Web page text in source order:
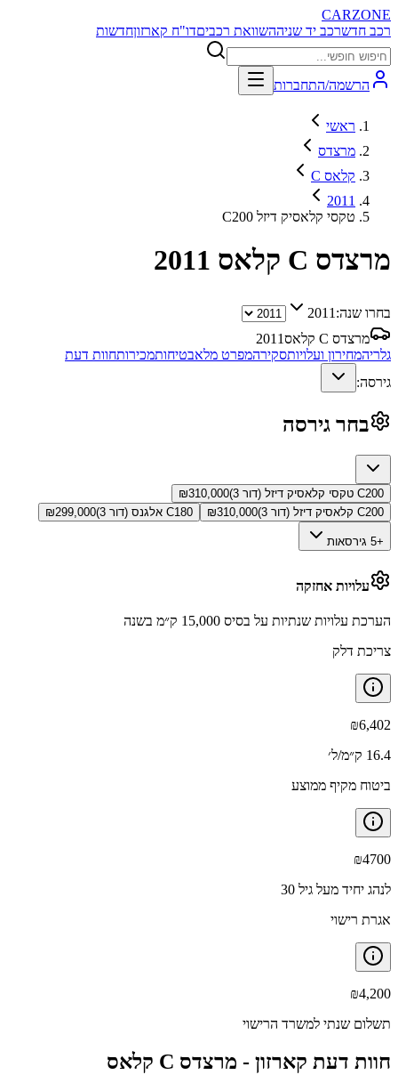
CARZONE
רכב חדשרכב יד שניההשוואת רכביםדו"ח קארזוןחדשות
הרשמה/התחברות
ראשי
מרצדס
C קלאס
2011
C200 טקסי קלאסיק דיזל
מרצדס C קלאס 2011
בחרו שנה: 2011
מרצדס C קלאס
2011
גלריהמחירון ועלויותסקירהמפרט מלאבטיחותמכירותחוות דעת
גירסה:
בחר גירסה
C200 טקסי קלאסיק דיזל (דור 3) ₪310,000
C200 קלאסיק דיזל (דור 3)
₪310,000 C180 אלגנס (דור 3) ₪299,000
+5 גירסאות
עלויות אחזקה
הערכת עלויות שנתיות על בסיס 15,000 ק״מ בשנה
צריכת דלק
₪6,402
16.4 ק״מ/ל׳
ביטוח מקיף ממוצע
₪4700
לנהג יחיד מעל גיל 30
אגרת רישוי
₪4,200
תשלום שנתי למשרד הרישוי
חוות דעת קארזון - מרצדס C קלאס